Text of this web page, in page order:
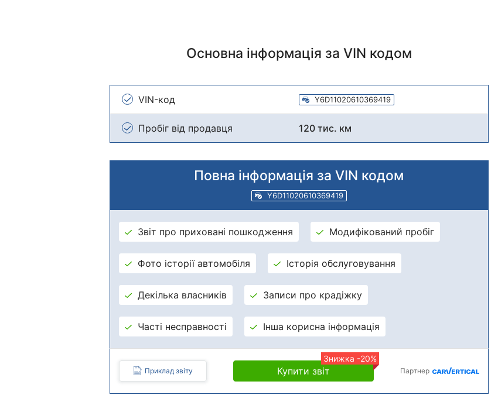
Основна інформація за VIN кодом
VIN-код Y6D11020610369419
Пробіг від продавця 120 тис. км
Повна інформація за VIN кодом
Y6D11020610369419
Звіт про приховані пошкодження Модифікований пробіг
Фото історії автомобіля Історія обслуговування
Декілька власників Записи про крадіжку
Часті несправності Інша корисна інформація
Приклад звіту
Знижка -20%
Купити звіт Партнер